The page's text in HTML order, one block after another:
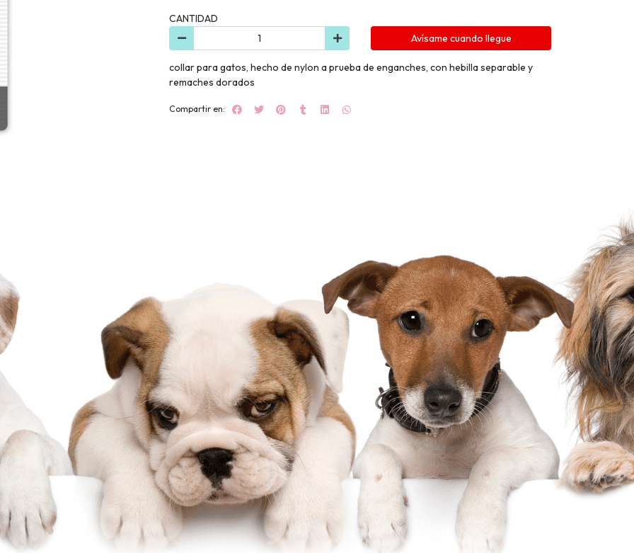
CANTIDAD
Avísame cuando llegue
collar para gatos, hecho de nylon a prueba de enganches, con hebilla separable y
remaches dorados
Compartir en: